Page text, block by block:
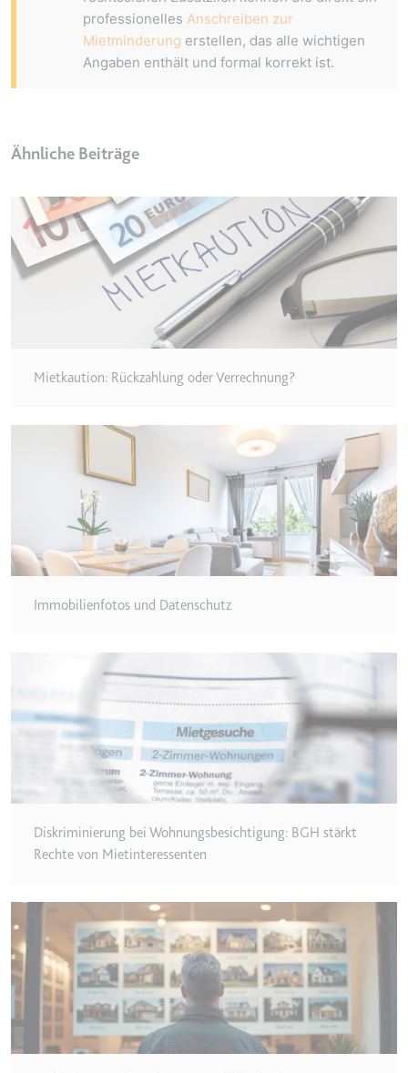
verfolgen.
Ablauf:
180 Tage
Zweck:
Wird verwendet, um die
Interaktion der Nutzer mit
eingebetteten Inhalten zu
verfolgen.
Ablauf:
Sitzung
HTTP-Cookie
LogsDatabaseV2:V#||LogsRequestsStore
Zweck:
Wird verwendet, um die
Interaktion der Nutzer mit
eingebetteten Inhalten zu
Ablauf:
Typ:
IndexedDB
ServiceWorkerLogsDatabase#SWHealthLog
Implementierung und
Funktionalität von YouTube-
Videoinhalten auf der Website.
Ablauf:
Beständig
IndexedDB
TESTCOOKIESENABLED
Zweck:
Wird verwendet, um die
Interaktion der Nutzer mit
eingebetteten Inhalten zu
verfolgen.
Ablauf:
1 Tag
Typ:
HTTP-Cookie
professionelles Anschreiben zur
Mietminderung erstellen, das alle wichtigen
Angaben enthält und formal korrekt ist.
Ähnliche Beiträge
Mietkaution: Rückzahlung oder Verrechnung?
Immobilienfotos und Datenschutz
Diskriminierung bei Wohnungsbesichtigung: BGH stärkt
Rechte von Mietinteressenten